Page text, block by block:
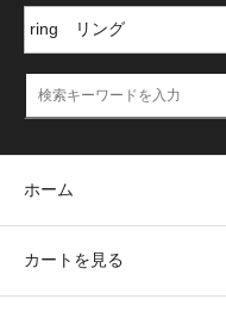
ホーム
カートを見る